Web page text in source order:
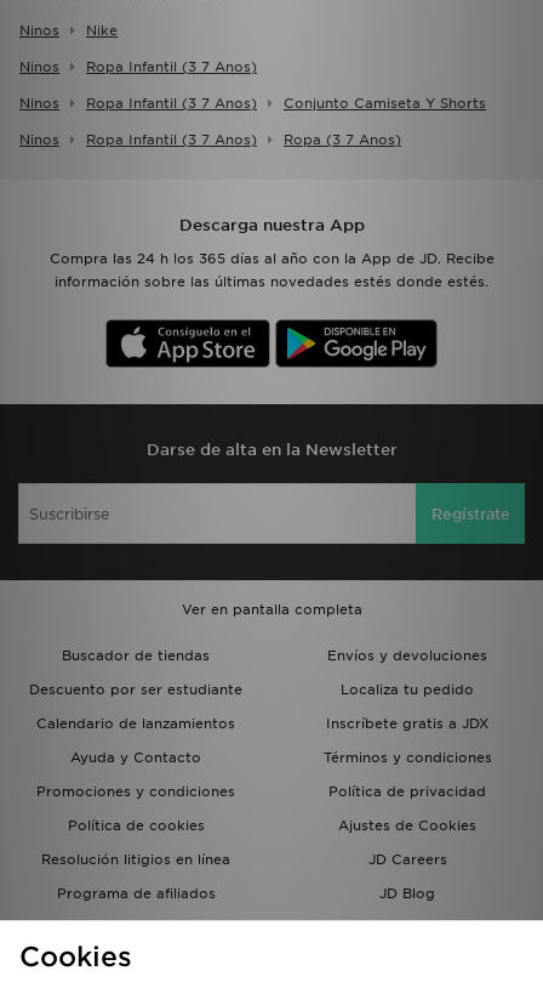
Ninos Nike
Ninos Ropa Infantil (3 7 Anos)
Ninos Ropa Infantil (3 7 Anos) Conjunto Camiseta Y Shorts
Ninos Ropa Infantil (3 7 Anos) Ropa (3 7 Anos)
Descarga nuestra App
Compra las 24 h los 365 días al año con la App de JD. Recibe
información sobre las últimas novedades estés donde estés.
Darse de alta en la Newsletter
Regístrate
Ver en pantalla completa
Buscador de tiendas
Envíos y devoluciones
Descuento por ser estudiante
Localiza tu pedido
Calendario de lanzamientos
Inscríbete gratis a JDX
Ayuda y Contacto
Términos y condiciones
Promociones y condiciones
Política de privacidad
Política de cookies
Ajustes de Cookies
Resolución litigios en línea
JD Careers
Programa de afiliados
JD Blog
del grupo JD - Whistleblowing
Cookies